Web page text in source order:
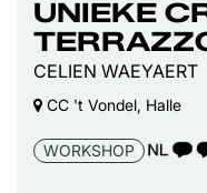
UNIEKE
CELIEN WAEYAERT
CC 't Vondel, Halle
WORKSHOP